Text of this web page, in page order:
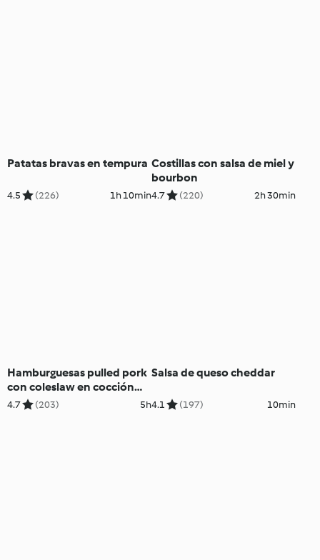
Patatas bravas en tempura
4.5 (226) 1h 10min
Costillas con salsa de miel y
bourbon
4.7 (220) 2h 30min
Hamburguesas pulled pork
con coleslaw en cocción
lenta
4.7 (203) 5h
Salsa de queso cheddar
4.1 (197) 10min